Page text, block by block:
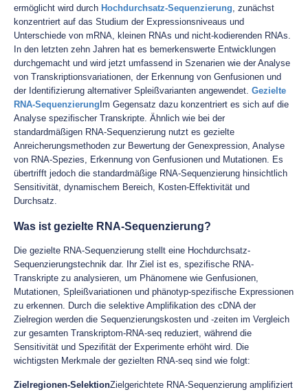
ermöglicht wird durch Hochdurchsatz-Sequenzierung, zunächst
konzentriert auf das Studium der Expressionsniveaus und
Unterschiede von mRNA, kleinen RNAs und nicht-kodierenden RNAs.
In den letzten zehn Jahren hat es bemerkenswerte Entwicklungen
durchgemacht und wird jetzt umfassend in Szenarien wie der Analyse
von Transkriptionsvariationen, der Erkennung von Genfusionen und
der Identifizierung alternativer Spleißvarianten angewendet. Gezielte
RNA-Sequenzierung Im Gegensatz dazu konzentriert es sich auf die
Analyse spezifischer Transkripte. Ähnlich wie bei der
standardmäßigen RNA-Sequenzierung nutzt es gezielte
Anreicherungsmethoden zur Bewertung der Genexpression, Analyse
von RNA-Spezies, Erkennung von Genfusionen und Mutationen. Es
übertrifft jedoch die standardmäßige RNA-Sequenzierung hinsichtlich
Sensitivität, dynamischem Bereich, Kosten-Effektivität und
Durchsatz.
Was ist gezielte RNA-Sequenzierung?
Die gezielte RNA-Sequenzierung stellt eine Hochdurchsatz-
Sequenzierungstechnik dar. Ihr Ziel ist es, spezifische RNA-
Transkripte zu analysieren, um Phänomene wie Genfusionen,
Mutationen, Spleißvariationen und phänotyp-spezifische Expressionen
zu erkennen. Durch die selektive Amplifikation des cDNA der
Zielregion werden die Sequenzierungskosten und -zeiten im Vergleich
zur gesamten Transkriptom-RNA-seq reduziert, während die
Sensitivität und Spezifität der Experimente erhöht wird. Die
wichtigsten Merkmale der gezielten RNA-seq sind wie folgt:
Zielregionen-SelektionZielgerichtete RNA-Sequenzierung amplifiziert